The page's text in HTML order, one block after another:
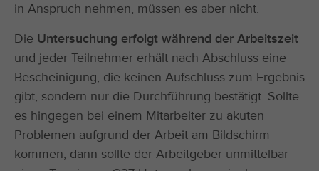
in Anspruch nehmen, müssen es aber nicht.
Die Untersuchung erfolgt während der Arbeitszeit
und jeder Teilnehmer erhält nach Abschluss eine
Bescheinigung, die keinen Aufschluss zum Ergebnis
gibt, sondern nur die Durchführung bestätigt. Sollte
es hingegen bei einem Mitarbeiter zu akuten
Problemen aufgrund der Arbeit am Bildschirm
kommen, dann sollte der Arbeitgeber unmittelbar